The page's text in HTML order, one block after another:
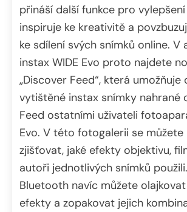
přináší další funkce pro
inspiruje ke kreativitě a
ke sdílení svých snímků online. V
instax WIDE Evo proto najdete
„Discover Feed“, která
vytištěné instax snímky nahrané
Feed ostatními uživateli
Evo. V této fotogalerii se
zjišťovat, jaké efekty objektivu,
autoři jednotlivých snímků
Bluetooth navíc můžete
efekty a zopakovat jejich